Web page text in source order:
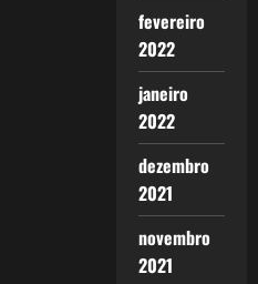
fevereiro
2022
janeiro
2022
dezembro
2021
novembro
2021